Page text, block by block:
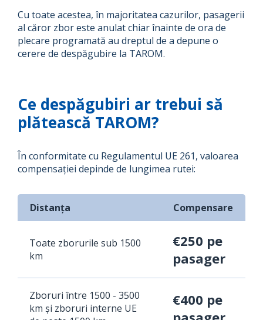
Cu toate acestea, în majoritatea cazurilor, pasagerii
al căror zbor este anulat chiar înainte de ora de
plecare programată au dreptul de a depune o
cerere de despăgubire la TAROM.
Ce despăgubiri ar trebui să
plătească TAROM?
În conformitate cu Regulamentul UE 261, valoarea
compensației depinde de lungimea rutei:
Distanța Compensare
Toate zborurile sub 1500
km
€250 pe
pasager
Zboruri între 1500 - 3500
km și zboruri interne UE
€400 pe